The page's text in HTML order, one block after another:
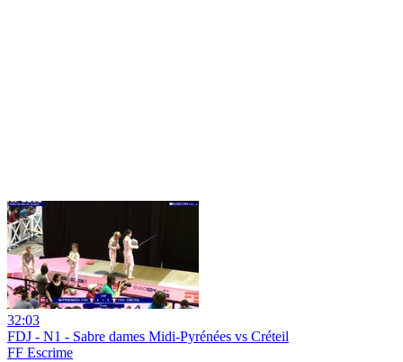
32:03
FDJ - N1 - Sabre dames Midi-Pyrénées vs Créteil
FF Escrime